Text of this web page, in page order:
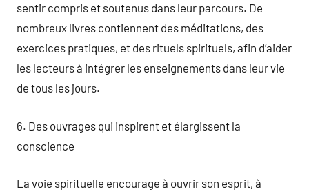
sentir compris et soutenus dans leur parcours. De
nombreux livres contiennent des méditations, des
exercices pratiques, et des rituels spirituels, afin d’aider
les lecteurs à intégrer les enseignements dans leur vie
de tous les jours.
6. Des ouvrages qui inspirent et élargissent la
conscience
La voie spirituelle encourage à ouvrir son esprit, à